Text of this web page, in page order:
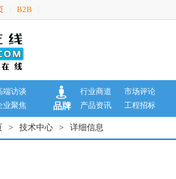
B2B
端访谈
业聚焦 品牌
行业商道
市场评论
产品资讯
工程招标
> 技术中心 > 详细信息